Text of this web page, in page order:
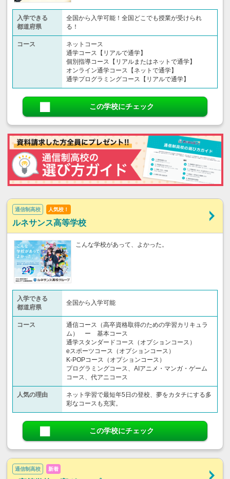
入学できる
都道府県
全国から入学可能！全国どこでも授業が受けられ
る！
コース
ネットコース
通学コース【リアルで通学】
個別指導コース【リアルまたはネットで通学】
オンライン通学コース【ネットで通学】
通学プログラミングコース【リアルで通学】
この学校にチェック
通信制高校 人気校！
ルネサンス高等学校
こんな学校があって、よかった。
入学できる
都道府県
全国から入学可能
コース
通信コース（高卒資格取得のための学習カリキュラ
ム） ー 基本コース
通学スタンダードコース（オプションコース）
eスポーツコース（オプションコース）
K-POPコース（オプションコース）
プログラミングコース、AIアニメ・マンガ・ゲーム
コース、代アニコース
人気の理由
ネット学習で最短年5日の登校、夢をカタチにする多
彩なコースも充実。
この学校にチェック
通信制高校 新着